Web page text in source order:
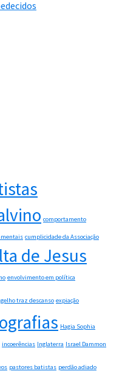
comportamento
cumplicidade da Associação
de Jesus
envolvimento em política
traz descanso expiação
Hagia Sophia
incoerências Inglaterra Israel Dammon
pastores batistas perdão adiado